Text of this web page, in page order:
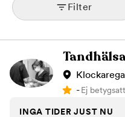
Filter
-Ej betygsatt
INGA TIDER JUST NU